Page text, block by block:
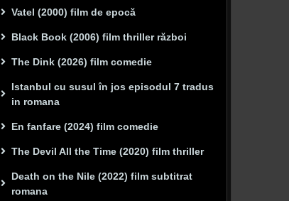
Vatel (2000) film de epocă
Black Book (2006) film thriller război
The Dink (2026) film comedie
Istanbul cu susul în jos episodul 7 tradus
in romana
En fanfare (2024) film comedie
The Devil All the Time (2020) film thriller
Death on the Nile (2022) film subtitrat
romana